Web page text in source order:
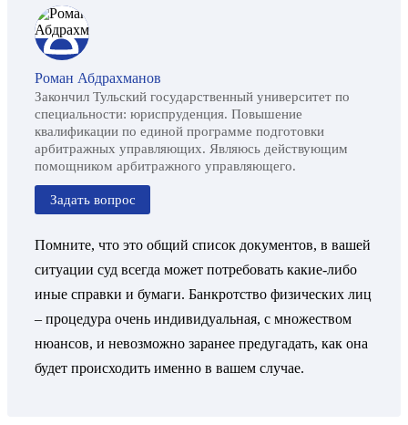
Роман Абдрахманов
Закончил Тульский государственный университет по
специальности: юриспруденция. Повышение
квалификации по единой программе подготовки
арбитражных управляющих. Являюсь действующим
помощником арбитражного управляющего.
Задать вопрос
Помните, что это общий список документов, в вашей
ситуации суд всегда может потребовать какие-либо
иные справки и бумаги. Банкротство физических лиц
– процедура очень индивидуальная, с множеством
нюансов, и невозможно заранее предугадать, как она
будет происходить именно в вашем случае.